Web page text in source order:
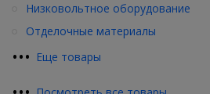
••• Еще товары
Низковольтное оборудование
Отделочные материалы